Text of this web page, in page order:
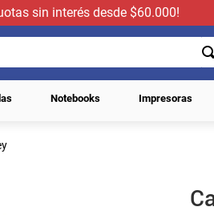
sin interés desde $60.000!
Notebooks Impresoras